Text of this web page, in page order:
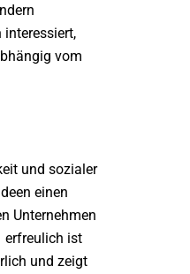
vom
und sozialer
einen
Unternehmen
erfreulich ist
und zeigt